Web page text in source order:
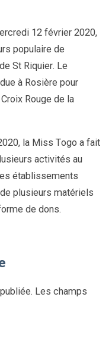
12 février 2020,
populaire de
St Riquier. Le
à Rosière pour
Rouge de la
la Miss Togo a fait
activités au
établissements
plusieurs matériels
de dons.
Les champs